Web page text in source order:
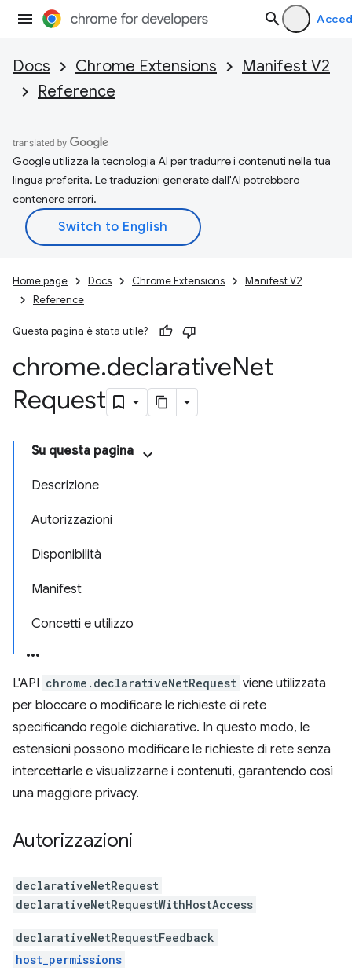
Docs Chrome Extensions
Manifest V2
Reference
Google utilizza la tecnologia AI per tradurre i contenuti nella tua
lingua preferita. Le traduzioni generate dall'AI potrebbero
contenere errori.
Home page Docs Chrome Extensions
Manifest V2
Reference
Questa pagina è stata utile?
chrome.declarativeNet
Request
Su questa pagina
Descrizione
Autorizzazioni
Disponibilità
Manifest
Concetti e utilizzo
L'API chrome.declarativeNetRequest viene utilizzata
per bloccare o modificare le richieste di rete
specificando regole dichiarative. In questo modo, le
estensioni possono modificare le richieste di rete senza
intercettarle e visualizzarne i contenuti, garantendo così
una maggiore privacy.
Autorizzazioni
declarativeNetRequest
declarativeNetRequestWithHostAccess
declarativeNetRequestFeedback
host_permissions